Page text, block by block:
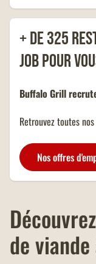
+ de 325
job pour
Buffalo Grill
Retrouvez toutes
Nos offres
de